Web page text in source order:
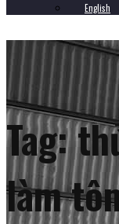
English
Tag:
làm